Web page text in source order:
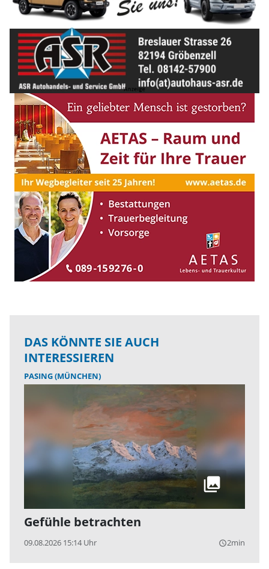
DAS KÖNNTE SIE AUCH
INTERESSIEREN
PASING (MÜNCHEN)
Gefühle betrachten
09.08.2026 15:14 Uhr query_builder2min